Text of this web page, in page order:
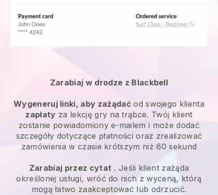
Zarabiaj w drodze z Blackbell
Wygeneruj linki, aby zażądaćod swojego klienta
zapłaty za lekcję gry na trąbce. Twój klient
zostanie powiadomiony e-mailem i może dodać
szczegóły dotyczące płatności oraz zrealizować
zamówienia w czasie krótszym niż 60 sekund
Zarabiaj przez cytat . Jeśli klient zażąda
określonej usługi, wróć do nich z wyceną, którą
mogą łatwo zaakceptować lub odrzucić.